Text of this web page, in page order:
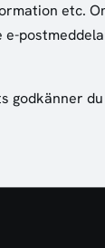
etc.
godkänner